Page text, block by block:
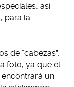
así
para la
de “cabezas”,
foto, ya que el
encontrará un